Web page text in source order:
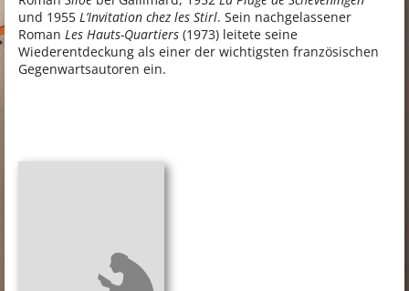
und 1955 L’Invitation chez les Stirl. Sein nachgelassener
Roman Les Hauts-Quartiers (1973) leitete seine
Wiederentdeckung als einer der wichtigsten französischen
Gegenwartsautoren ein.